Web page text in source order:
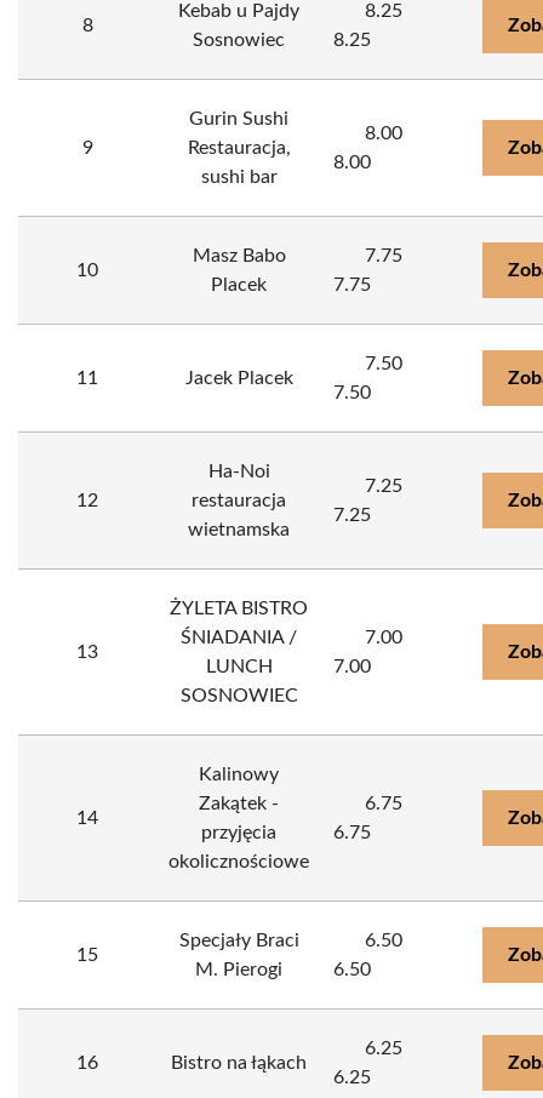
8
Kebab u Pajdy
Sosnowiec
8.25
8.25
9
Gurin Sushi
Restauracja,
sushi bar
8.00
8.00
10
Masz Babo
Placek
7.75
7.75
11 Jacek Placek
7.50
7.50
12
Ha-Noi
restauracja
wietnamska
7.25
7.25
13
ŻYLETA BISTRO
ŚNIADANIA /
LUNCH
SOSNOWIEC
7.00
7.00
14
Kalinowy
Zakątek -
przyjęcia
okolicznościowe
6.75
6.75
15
Specjały Braci
M. Pierogi
6.50
6.50
16 Bistro na łąkach
6.25
6.25